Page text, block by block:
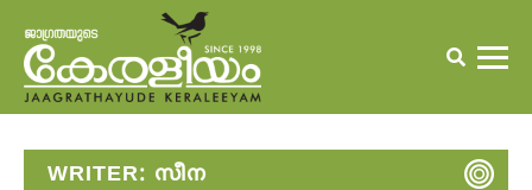
WRITER: സീന